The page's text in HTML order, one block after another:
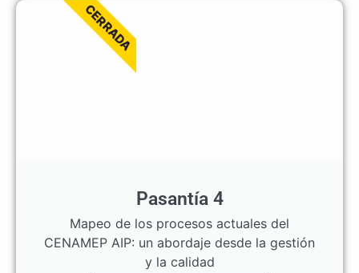
Pasantía 4
Mapeo de los procesos actuales del
CENAMEP AIP: un abordaje desde la gestión
y la calidad
CERRADA